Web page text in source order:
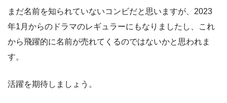
まだ名前を知られていないコンビだと思いますが、2023
年1月からのドラマのレギュラーにもなりましたし、これ
から飛躍的に名前が売れてくるのではないかと思われま
す。
活躍を期待しましょう。